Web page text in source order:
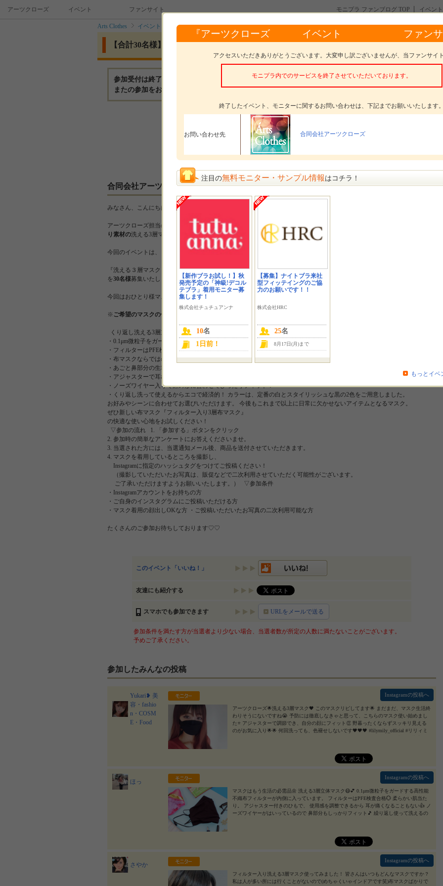
アーツクローズ イベント ファンサイト モニプラ ファンブログ TOP イベン
Arts Clothes イベント 【合計30名様】フィルター入り洗える3層マスク Instagramモニター♪
『アーツクローズ イベント ファンサイ
アクセスいただきありがとうございます。大変申し訳ございませんが、当ファンサイ
モニプラ内でのサービスを終了させていただいております。
終了したイベント、モニターに関するお問い合わせは、下記までお願いいたします。
お問い合わせ先 合同会社アーツクローズ
注目の無料モニター・サンプル情報 はコチラ！
【新作ブラお試し！】秋
発売予定の「神級!デコル
テブラ」着用モニター募
集します！
株式会社チュチュアンナ
10名
1日前！
【募集】ナイトブラ来社
型フィッテイングのご協
力のお願いです！！
株式会社HRC
25名
8月17日(月)まで
もっとイベ
【合計30名様】フィルター入り洗える3層マスク Instagramモニター♪
参加受付は終了いたしました。
またの参加をお待ちしております。
34名
参加〆切 参加受付は終了いたしました
選考方法 選考 発表日： 2月12日(金)
合同会社アーツクローズからのメッセージ
みなさん、こんにちは！
アーツクローズ担当の大矢です★ いつもモニプラファンブログのご参加ありがとうございます！ わたくしたちは、
り素材の洗える3層マスク Instagramモニターイベント を開催いたします。(*''▽'')
今回のイベントは、
『洗える３層マスク Instagramモニター♪』
を30名様募集いたします！！！ 皆様ぜひご応募ください！
今回はおひとり様マスク1点を抽選でプレゼントしちゃいます！
※ ご希望のマスクの色（白か黒）をアンケート時に教えてください！
くり返し洗える3層立体マスク 『フィルター入り3層布マスク』の特徴
・0.1μm微粒子をガードするフィルター入りで安心
・フィルターはPFE検査合格
・布マスクならではの優しい肌ざわり
・あごと鼻部分の生地を切り替えた立体縫製で、苦しくない快適な着け心地
・アジャスターで耳ひもの長さを調節でき、長時間つけても耳が痛くなりにくい！
・ノーズワイヤー入りで顔の形に合わせてぴったりフィット！
・くり返し洗って使えるからエコで経済的！ カラーは、定番の白とスタイリッシュな黒の2色をご用意しました。
お好みやシーンに合わせてお選びいただけます。 今後もこれまで以上に日常に欠かせないアイテムとなるマスク。
ぜひ新しい布マスク『フィルター入り3層布マスク』
の快適な使い心地をお試しください！
▽参加の流れ 1. 「参加する」ボタンをクリック
2. 参加時の簡単なアンケートにお答えくださいませ。
3. 当選された方には、当選通知メール後、商品を送付させていただきます。
4. マスクを着用しているところを撮影し、
Instagramに指定のハッシュタグをつけてご投稿ください！
（撮影していただいたお写真は、販促などで二次利用させていただく可能性がございます。
ご了承いただけますようお願いいたします。） ▽参加条件
・Instagramアカウントをお持ちの方
・ご自身のインスタグラムにご投稿いただける方
・マスク着用の顔出しOKな方 ・ご投稿いただいたお写真の二次利用可能な方
たくさんのご参加お待ちしております♡♡
このイベント「いいね！」
友達にも紹介する
スマホでも参加できます URLをメールで送る
参加条件を満たす方が当選者より少ない場合、当選者数が所定の人数に満たないことがございます。
予めご了承ください。
参加したみんなの投稿
Yukari❥ 美
容・fashio
n・COSM
E・Food
アーツクローズ🌟洗える3層マスク🖤 このマスクリピしてます🌟 まだまだ、マスク生活終
わりそうにないですね😭 予防には徹底しなきゃと思って、こちらのマスク使い始めまし
た⭐ アジャスターで調節でき、自分の顔にフィット👏 野暮ったくならずスッキリ見える
のがお気に入り🌟🌟 何回洗っても、色褪せしないです🖤🖤🖤 #lilymily_official #リリィミ
Instagramの投稿へ
ほっ
マスクはもう生活の必需品🌼 洗える3層立体マスク😷💕 0.1μm微粒子をガードする高性能
不織布フィルターが内側に入っています。 フィルターはPFE検査合格💮 柔らかい肌当た
り。 アジャスター付きのひもで、 使用感を調整できるから 耳が痛くなることもない👍 ノ
ーズワイヤーがはいっているので 鼻部分もしっかりフィット🎵 繰り返し使って洗えるの
スキンケア#保湿#美容好きな人と繋がりたい#コスメ好きさんと繋がりたい#コスメ好き#
プチプラ#f4f#フォロー返し#いいね返し#フォロバ2021/03/15
Instagramの投稿へ
さやか
フィルター入り洗える3層マスク使ってみました！ 皆さんはいつもどんなマスクですか？
私は人が多い所には行くことがないので(めちゃくいゃインドアです笑)布マスクばかりで
Instagramの投稿へ